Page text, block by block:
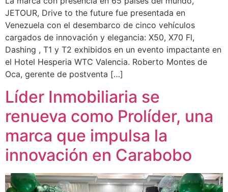
JETOUR, Drive to the future fue presentada en
Venezuela con el desembarco de cinco vehículos
cargados de innovación y elegancia: X50, X70 Fl,
Dashing , T1 y T2 exhibidos en un evento impactante en
el Hotel Hesperia WTC Valencia. Roberto Montes de
Oca, gerente de postventa […]
Líder Inmobiliaria se
renueva como Prolíder, una
marca que impulsa la
innovación en Carabobo